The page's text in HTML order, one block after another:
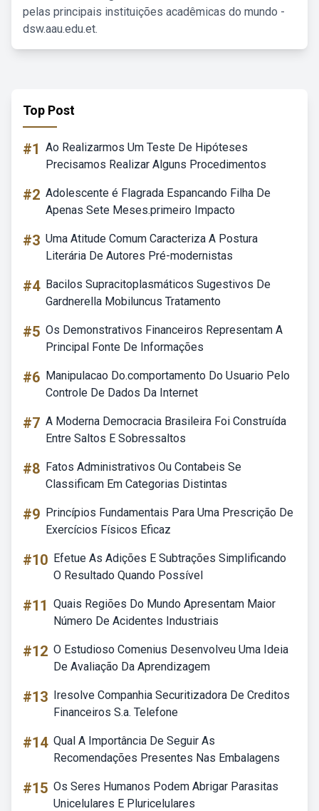
pelas principais instituições acadêmicas do mundo -
dsw.aau.edu.et.
Top Post
#1 Ao Realizarmos Um Teste De Hipóteses
Precisamos Realizar Alguns Procedimentos
#2 Adolescente é Flagrada Espancando Filha De
Apenas Sete Meses.primeiro Impacto
#3 Uma Atitude Comum Caracteriza A Postura
Literária De Autores Pré-modernistas
#4 Bacilos Supracitoplasmáticos Sugestivos De
Gardnerella Mobiluncus Tratamento
#5 Os Demonstrativos Financeiros Representam A
Principal Fonte De Informações
#6 Manipulacao Do.comportamento Do Usuario Pelo
Controle De Dados Da Internet
#7 A Moderna Democracia Brasileira Foi Construída
Entre Saltos E Sobressaltos
#8 Fatos Administrativos Ou Contabeis Se
Classificam Em Categorias Distintas
#9 Princípios Fundamentais Para Uma Prescrição De
Exercícios Físicos Eficaz
#10 Efetue As Adições E Subtrações Simplificando
O Resultado Quando Possível
#11 Quais Regiões Do Mundo Apresentam Maior
Número De Acidentes Industriais
#12 O Estudioso Comenius Desenvolveu Uma Ideia
De Avaliação Da Aprendizagem
#13 Iresolve Companhia Securitizadora De Creditos
Financeiros S.a. Telefone
#14 Qual A Importância De Seguir As
Recomendações Presentes Nas Embalagens
#15 Os Seres Humanos Podem Abrigar Parasitas
Unicelulares E Pluricelulares